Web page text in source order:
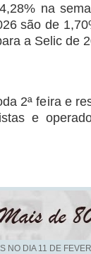
na
são de
a Selic de
2ª feira e
e
NO DIA 11 DE